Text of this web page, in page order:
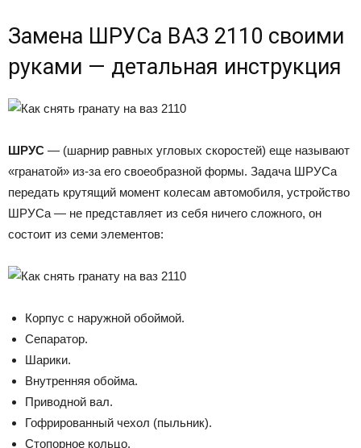
Замена ШРУСа ВАЗ 2110 своими
руками — детальная инструкция
ШРУС — (шарнир равных угловых скоростей) еще называют
«гранатой» из-за его своеобразной формы. Задача ШРУСа
передать крутящий момент колесам автомобиля, устройство
ШРУСа — не представляет из себя ничего сложного, он
состоит из семи элементов:
Корпус с наружной обоймой.
Сепаратор.
Шарики.
Внутренняя обойма.
Приводной вал.
Гофрированный чехол (пыльник).
Стопорное кольцо.